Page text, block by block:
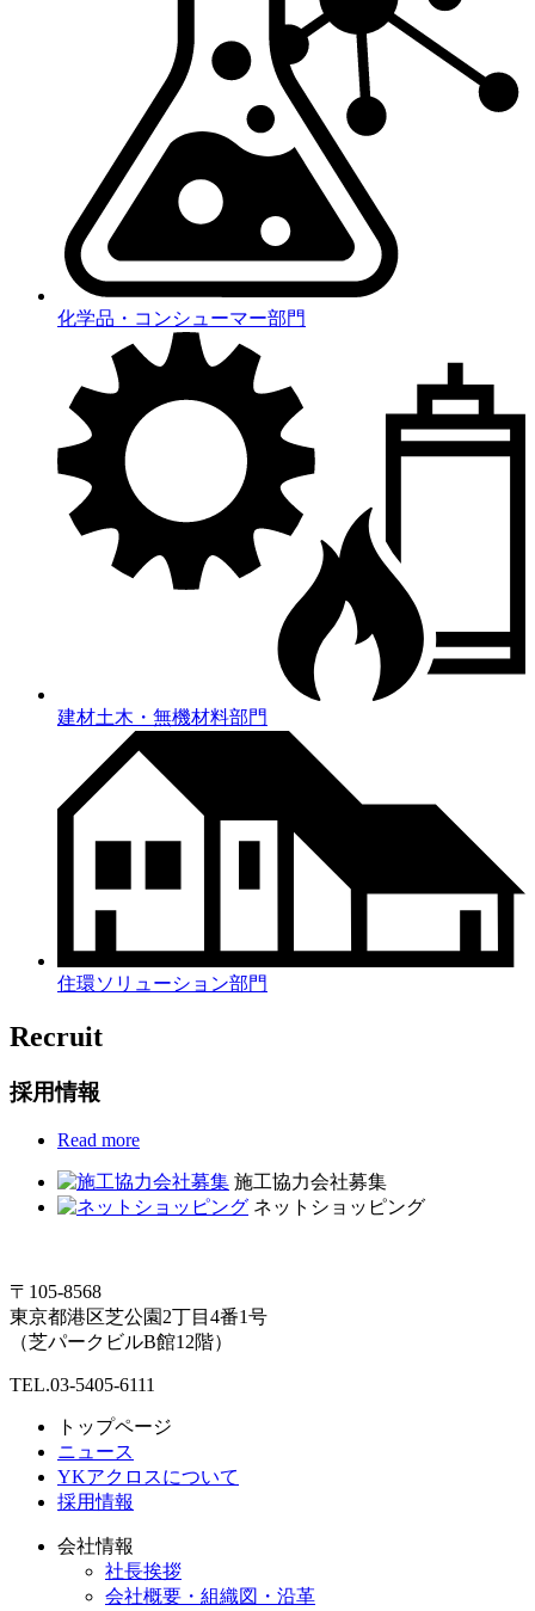
化学品・コンシューマー部門
建材土木・無機材料部門
住環ソリューション部門
Recruit
採用情報
Read more
施工協力会社募集
ネットショッピング
〒105-8568
東京都港区芝公園2丁目4番1号
（芝パークビルB館12階）
TEL.03-5405-6111
トップページ
ニュース
YKアクロスについて
採用情報
会社情報
社長挨拶
会社概要・組織図・沿革